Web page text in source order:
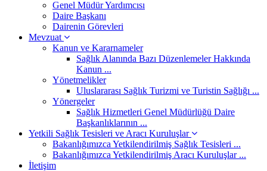
Genel Müdür Yardımcısı
Daire Başkanı
Dairenin Görevleri
Mevzuat
Kanun ve Kararnameler
Sağlık Alanında Bazı Düzenlemeler Hakkında
Kanun ...
Yönetmelikler
Uluslararası Sağlık Turizmi ve Turistin Sağlığı ...
Yönergeler
Sağlık Hizmetleri Genel Müdürlüğü Daire
Başkanlıklarının ...
Yetkili Sağlık Tesisleri ve Aracı Kuruluşlar
Bakanlığımızca Yetkilendirilmiş Sağlık Tesisleri ...
Bakanlığımızca Yetkilendirilmiş Aracı Kuruluşlar ...
İletişim